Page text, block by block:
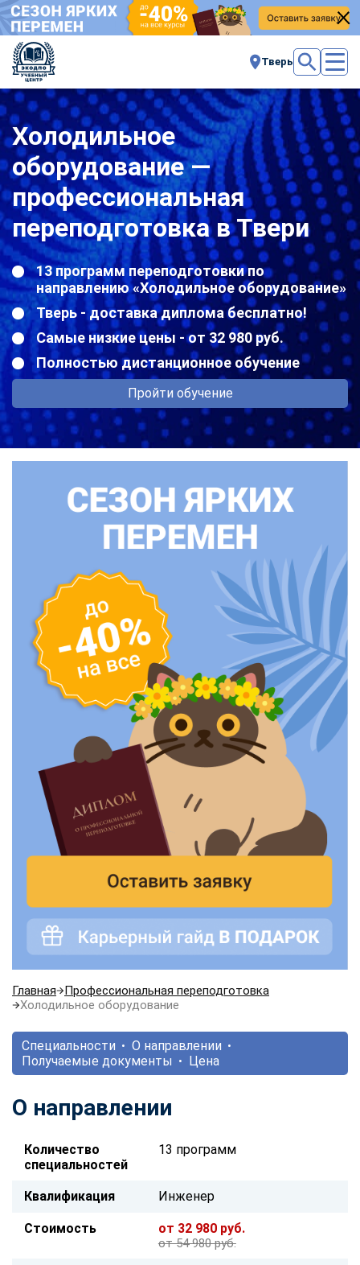
Тверь
Холодильное
оборудование —
профессиональная
переподготовка в Твери
13 программ переподготовки по
направлению «Холодильное оборудование»
Тверь - доставка диплома бесплатно!
Самые низкие цены - от 32 980 руб.
Полностью дистанционное обучение
Пройти обучение
Главная
Профессиональная переподготовка
Холодильное оборудование
Специальности
О направлении
Получаемые документы
Цена
О направлении
Количество
специальностей
13 программ
Квалификация Инженер
Стоимость от 32 980 руб.
от 54 980 руб.